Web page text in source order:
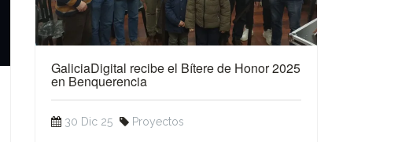
GaliciaDigital recibe el Bítere de Honor 2025
en Benquerencia
30 Dic 25 Proyectos